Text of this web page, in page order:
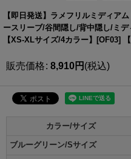
【即日発送】ラメフリルミディア
ースリーブ/谷間隠し/背中隠し/ミデ
【XS-XLサイズ/4カラー】[OF03]
販売価格: 8,910円 (税込)
カラー/サイズ
ブルーグリーン/Sサイズ